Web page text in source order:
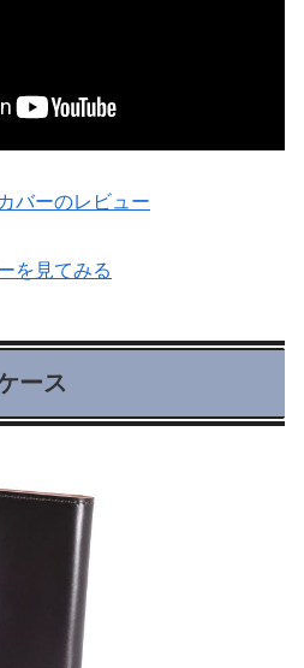
バーのレビュー
を見てみる
ース